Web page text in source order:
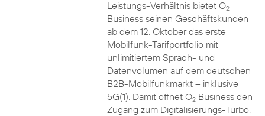
Leistungs-Verhältnis bietet O2
Business seinen Geschäftskunden
ab dem 12. Oktober das erste
Mobilfunk-Tarifportfolio mit
unlimitiertem Sprach- und
Datenvolumen auf dem deutschen
B2B-Mobilfunkmarkt – inklusive
5G(1). Damit öffnet O2Business den
Zugang zum Digitalisierungs-Turbo.